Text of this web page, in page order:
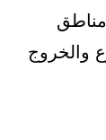
والخروج